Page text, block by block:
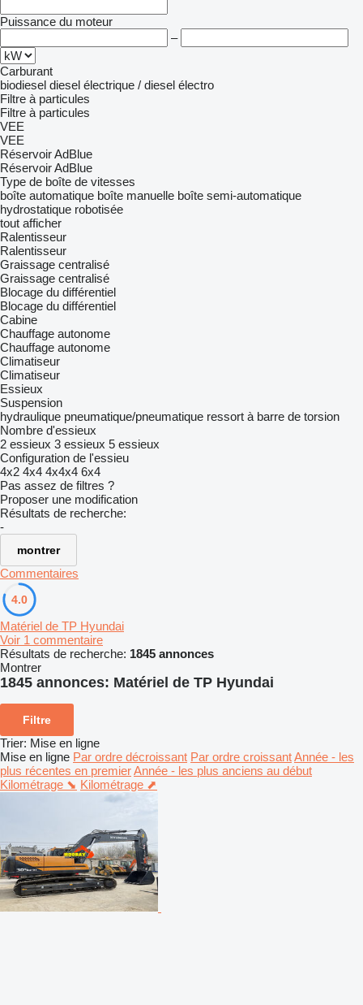
Puissance du moteur
–
Carburant
biodiesel diesel électrique / diesel électro
Filtre à particules
Filtre à particules
VEE
VEE
Réservoir AdBlue
Réservoir AdBlue
Type de boîte de vitesses
boîte automatique boîte manuelle boîte semi-automatique
hydrostatique robotisée
tout afficher
Ralentisseur
Ralentisseur
Graissage centralisé
Graissage centralisé
Blocage du différentiel
Blocage du différentiel
Cabine
Chauffage autonome
Chauffage autonome
Climatiseur
Climatiseur
Essieux
Suspension
hydraulique pneumatique/pneumatique ressort à barre de torsion
Nombre d'essieux
2 essieux 3 essieux 5 essieux
Configuration de l'essieu
4x2 4x4 4x4x4 6x4
Pas assez de filtres ?
Proposer une modification
Résultats de recherche:
-
montrer
Commentaires
4.0
Matériel de TP Hyundai
Voir 1 commentaire
Résultats de recherche: 1845 annonces
Montrer
1845 annonces: Matériel de TP Hyundai
Filtre
Trier: Mise en ligne
Mise en ligne Par ordre décroissant Par ordre croissantAnnée - les
plus récentes en premierAnnée - les plus anciens au début
Kilométrage ⬊ Kilométrage ⬈